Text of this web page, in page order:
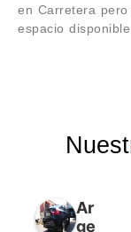
en Carretera
espacio
Ar
ge